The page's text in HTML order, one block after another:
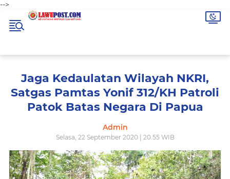
-->
Jaga Kedaulatan Wilayah NKRI,
Satgas Pamtas Yonif 312/KH Patroli
Patok Batas Negara Di Papua
Admin
Selasa, 22 September 2020 | 20.55 WIB